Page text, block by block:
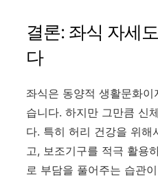
결론: 좌식 자세
다
좌식은 동양적 생활문화
습니다. 하지만 그만큼 신
다. 특히 허리 건강을 위해
고, 보조기구를 적극 활용
로 부담을 풀어주는 습관